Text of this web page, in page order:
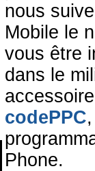
nous
Mobile le
vous être
dans le
codePPC
Phone.